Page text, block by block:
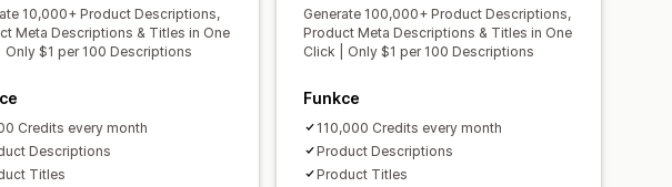
10,000+ Product Descriptions,
Meta Descriptions & Titles in One
Only $1 per 100 Descriptions
Credits every month
Descriptions
Titles
Generate 100,000+ Product Descriptions,
Product Meta Descriptions & Titles in One
Click | Only $1 per 100 Descriptions
Funkce
110,000 Credits every month
Product Descriptions
Product Titles